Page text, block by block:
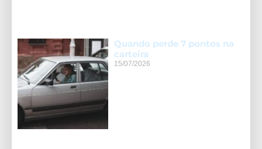
Quando perde 7 pontos na
carteira
15/07/2026